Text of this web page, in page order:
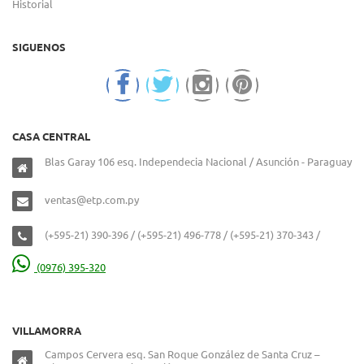
Historial
SIGUENOS
CASA CENTRAL
Blas Garay 106 esq. Independecia Nacional / Asunción - Paraguay
ventas@etp.com.py
(+595-21) 390-396 / (+595-21) 496-778 / (+595-21) 370-343 /
(0976) 395-320
VILLAMORRA
Campos Cervera esq. San Roque González de Santa Cruz –